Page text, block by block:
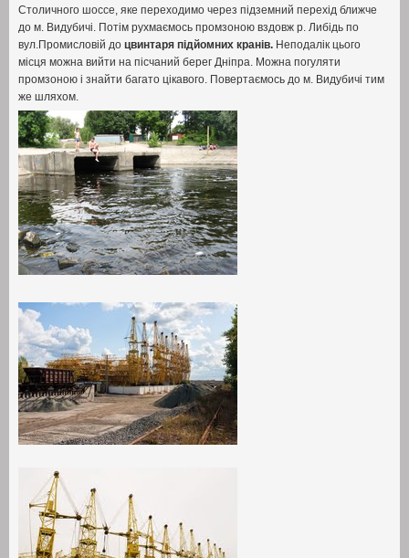
Столичного шоссе, яке переходимо через підземний перехід ближче
до м. Видубичі. Потім рухмаємось промзоною вздовж р. Либідь по
вул.Промисловій до цвинтаря підйомних кранів. Неподалік цього
місця можна вийти на пісчаний берег Дніпра. Можна погуляти
промзоною і знайти багато цікавого. Повертаємось до м. Видубичі тим
же шляхом.